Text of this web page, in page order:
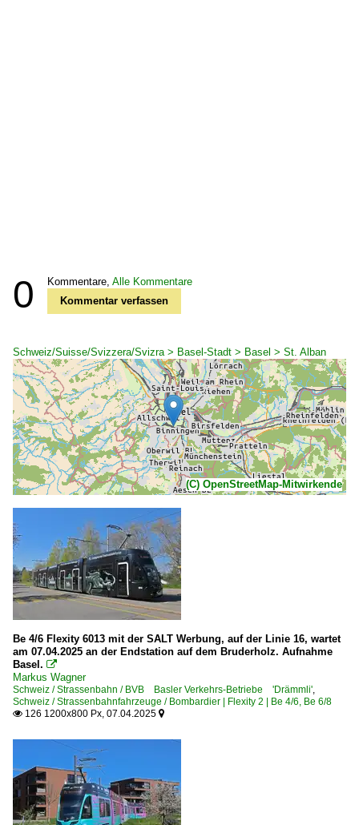
0 Kommentare, Alle Kommentare
Kommentar verfassen
Schweiz/Suisse/Svizzera/Svizra > Basel-Stadt > Basel > St. Alban
(C) OpenStreetMap-Mitwirkende
Be 4/6 Flexity 6013 mit der SALT Werbung, auf der Linie 16, wartet
am 07.04.2025 an der Endstation auf dem Bruderholz. Aufnahme
Basel. 
Markus Wagner
Schweiz / Strassenbahn / BVB Basler Verkehrs-Betriebe 'Drämmli',
Schweiz / Strassenbahnfahrzeuge / Bombardier | Flexity 2 | Be 4/6, Be 6/8
 126 1200x800 Px, 07.04.2025 